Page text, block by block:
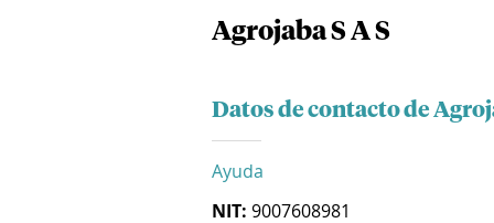
Agrojaba S A S
Datos de contacto de
Ayuda
NIT: 9007608981